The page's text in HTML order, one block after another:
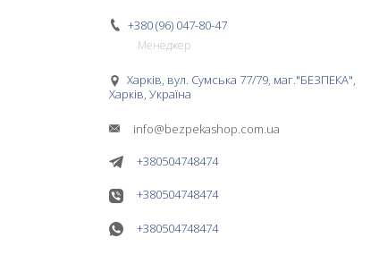
+380 (96) 047-80-47
Менеджер
Харків, вул. Сумська 77/79, маг."БЕЗПЕКА",
Харків, Україна
info@bezpekashop.com.ua
+380504748474
+380504748474
+380504748474